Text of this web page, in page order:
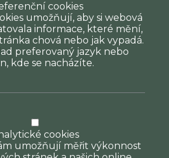
cookies
umožňují, aby si webová
informace, které mění,
chová nebo jak vypadá.
preferovaný jazyk nebo
kde se nacházíte.
cookies
umožňují měřit výkonnost